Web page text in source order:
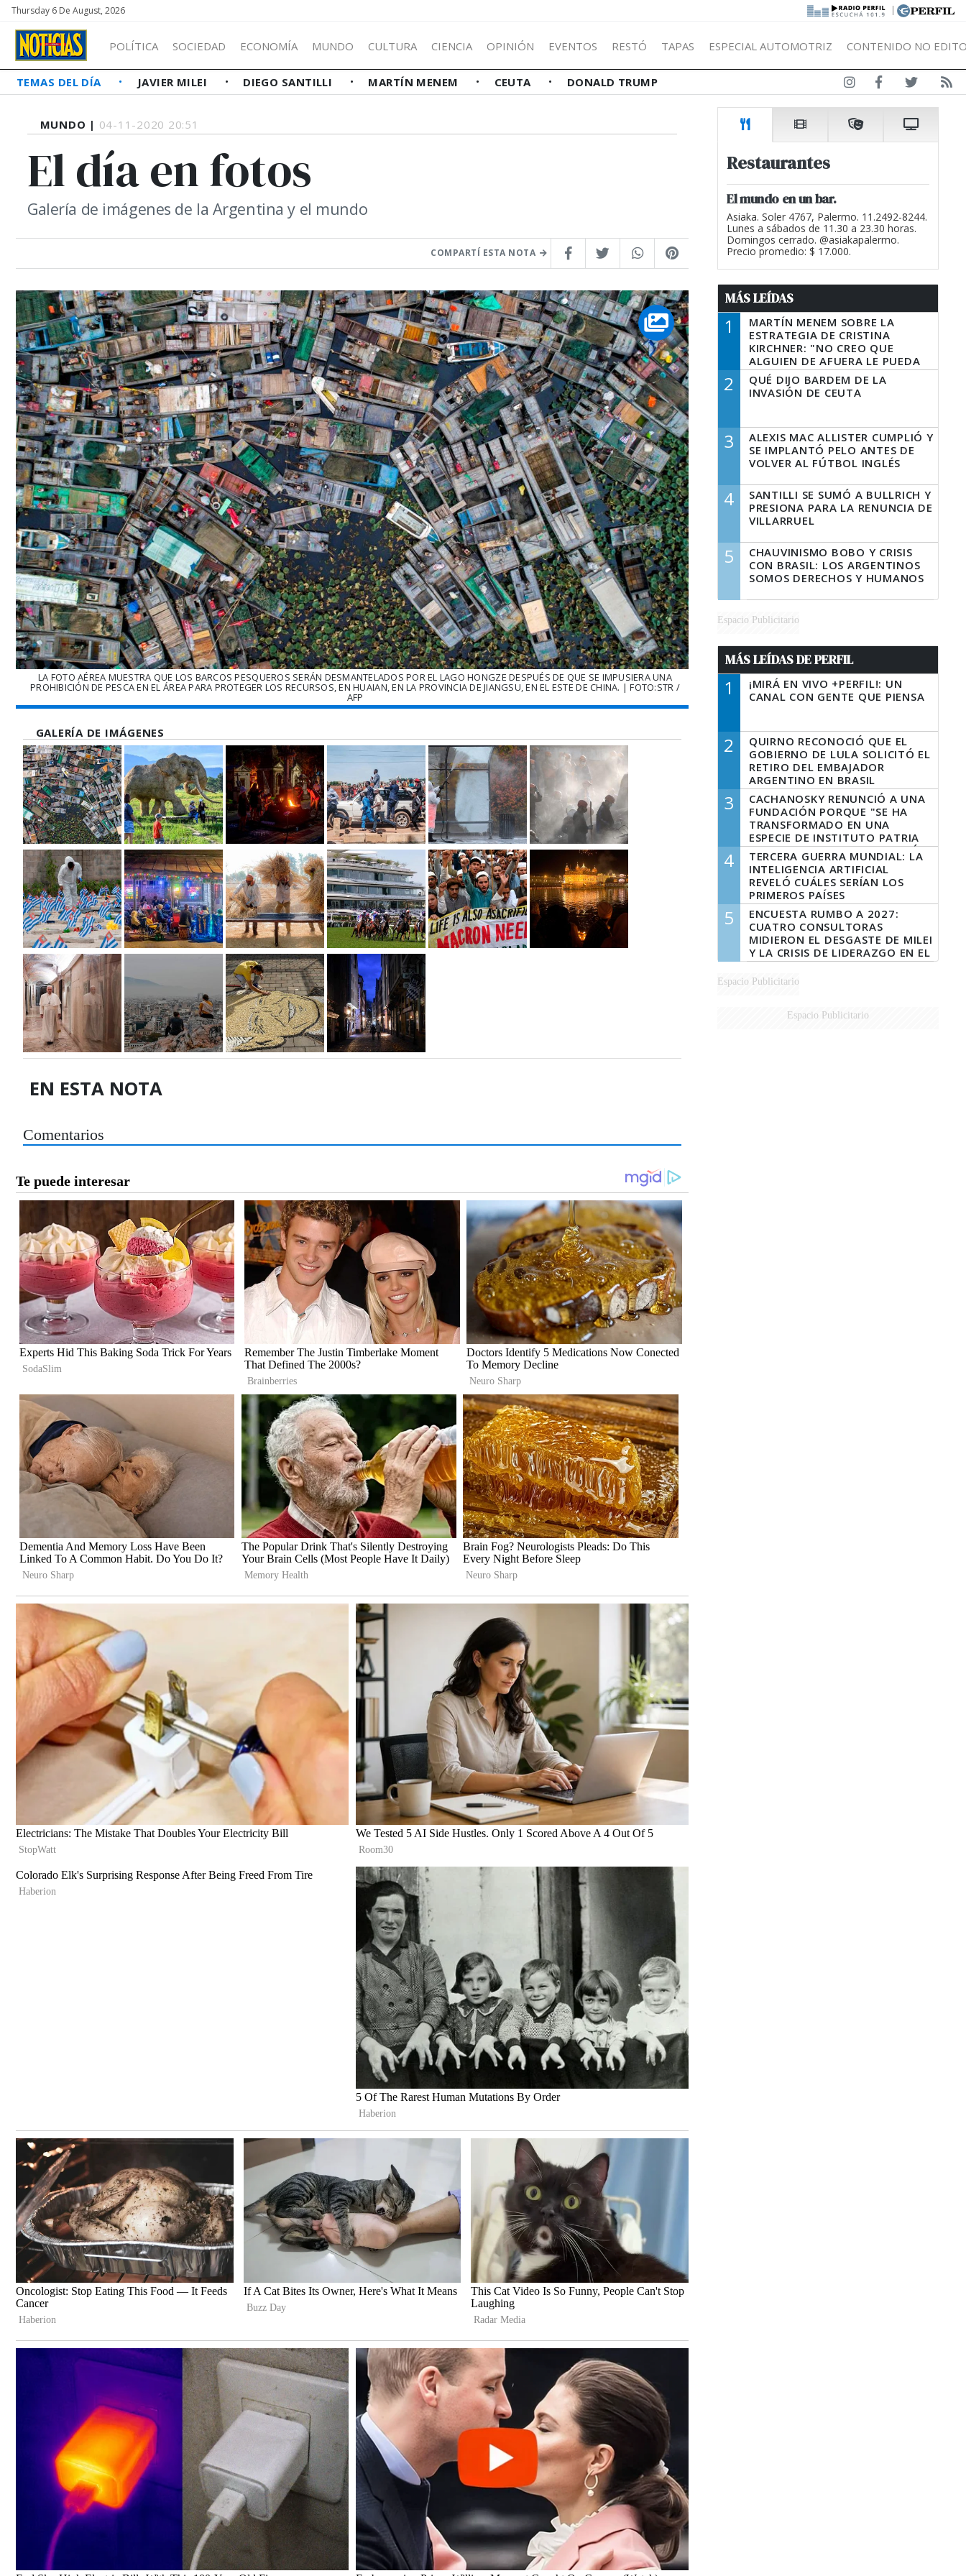
Thursday 6 De August, 2026 |
POLÍTICA SOCIEDAD ECONOMÍA MUNDO CULTURA CIENCIA OPINIÓN EVENTOS RESTÓ TAPAS ESPECIAL AUTOMOTRIZ CONTENIDO NO
TEMAS DEL DÍA JAVIER MILEI DIEGO SANTILLI MARTÍN MENEM CEUTA DONALD TRUMP
MUNDO | 04-11-2020 20:51
El día en fotos
Galería de imágenes de la Argentina y el mundo
COMPARTÍ ESTA NOTA
LA FOTO AÉREA MUESTRA QUE LOS BARCOS PESQUEROS SERÁN DESMANTELADOS POR EL LAGO HONGZE DESPUÉS DE QUE SE IMPUSIERA UNA
PROHIBICIÓN DE PESCA EN EL ÁREA PARA PROTEGER LOS RECURSOS, EN HUAIAN, EN LA PROVINCIA DE JIANGSU, EN EL ESTE DE CHINA. | FOTO:STR /
AFP
GALERÍA DE IMÁGENES
EN ESTA NOTA
Comentarios
Restaurantes
El mundo en un bar.
Asiaka. Soler 4767, Palermo. 11.2492-8244.
Lunes a sábados de 11.30 a 23.30 horas.
Domingos cerrado. @asiakapalermo.
Precio promedio: $ 17.000.
MÁS LEÍDAS
1
MARTÍN MENEM SOBRE LA
ESTRATEGIA DE CRISTINA
KIRCHNER: "NO CREO QUE
ALGUIEN DE AFUERA LE PUEDA
DECIR A LA JUSTICIA LO QUE
TIENE QUE HACER"
2
QUÉ DIJO BARDEM DE LA
INVASIÓN DE CEUTA
3
ALEXIS MAC ALLISTER CUMPLIÓ Y
SE IMPLANTÓ PELO ANTES DE
VOLVER AL FÚTBOL INGLÉS
4
SANTILLI SE SUMÓ A BULLRICH Y
PRESIONA PARA LA RENUNCIA DE
VILLARRUEL
5
CHAUVINISMO BOBO Y CRISIS
CON BRASIL: LOS ARGENTINOS
SOMOS DERECHOS Y HUMANOS
Espacio Publicitario
MÁS LEÍDAS DE PERFIL
1
¡MIRÁ EN VIVO +PERFIL!: UN
CANAL CON GENTE QUE PIENSA
2
QUIRNO RECONOCIÓ QUE EL
GOBIERNO DE LULA SOLICITÓ EL
RETIRO DEL EMBAJADOR
ARGENTINO EN BRASIL
3
CACHANOSKY RENUNCIÓ A UNA
FUNDACIÓN PORQUE "SE HA
TRANSFORMADO EN UNA
ESPECIE DE INSTITUTO PATRIA
INCONDICIONAL DE LA GESTIÓN
DE MILEI"
4
TERCERA GUERRA MUNDIAL: LA
INTELIGENCIA ARTIFICIAL
REVELÓ CUÁLES SERÍAN LOS
PRIMEROS PAÍSES
LATINOAMERICANOS EN SER
DERROTADOS
5
ENCUESTA RUMBO A 2027:
CUATRO CONSULTORAS
MIDIERON EL DESGASTE DE MILEI
Y LA CRISIS DE LIDERAZGO EN EL
PERONISMO
Espacio Publicitario
Espacio Publicitario